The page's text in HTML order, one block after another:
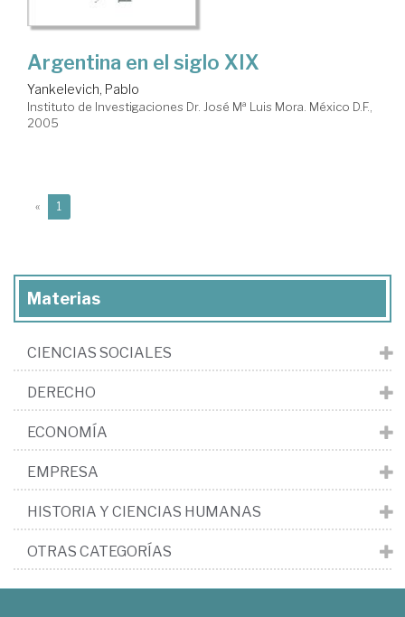
Argentina en el siglo XIX
Yankelevich, Pablo
Instituto de Investigaciones Dr. José Mª Luis Mora. México D.F.,
2005
« 1
Materias
CIENCIAS SOCIALES
DERECHO
ECONOMÍA
EMPRESA
HISTORIA Y CIENCIAS HUMANAS
OTRAS CATEGORÍAS